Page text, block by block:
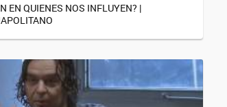
EN QUIENES NOS INFLUYEN? |